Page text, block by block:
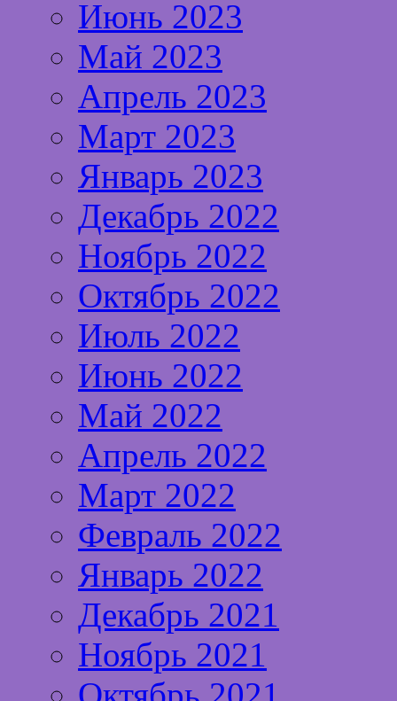
Июнь 2023
Май 2023
Апрель 2023
Март 2023
Январь 2023
Декабрь 2022
Ноябрь 2022
Октябрь 2022
Июль 2022
Июнь 2022
Май 2022
Апрель 2022
Март 2022
Февраль 2022
Январь 2022
Декабрь 2021
Ноябрь 2021